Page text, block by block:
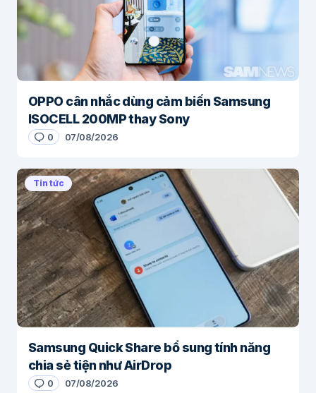
OPPO cân nhắc dùng cảm biến Samsung
ISOCELL 200MP thay Sony
0 07/08/2026
Tin tức
Samsung Quick Share bổ sung tính năng
chia sẻ tiện như AirDrop
0 07/08/2026